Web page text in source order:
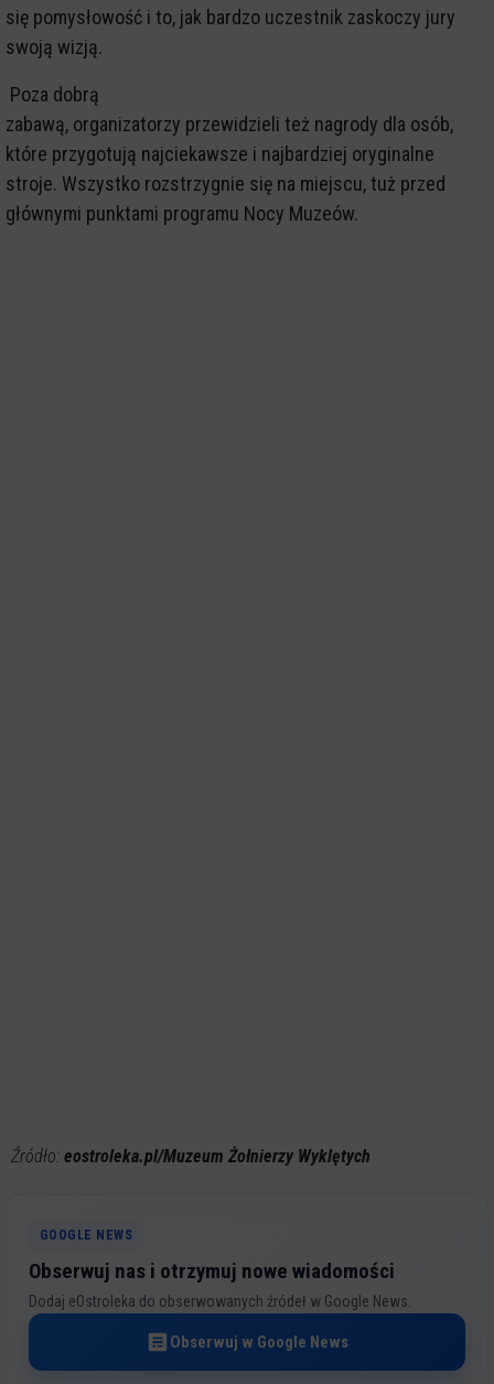
się pomysłowość i to, jak bardzo uczestnik zaskoczy jury
swoją wizją.
Poza dobrą
zabawą, organizatorzy przewidzieli też nagrody dla osób,
które przygotują najciekawsze i najbardziej oryginalne
stroje. Wszystko rozstrzygnie się na miejscu, tuż przed
głównymi punktami programu Nocy Muzeów.
Źródło: eostroleka.pl/Muzeum Żołnierzy Wyklętych
GOOGLE NEWS
Obserwuj nas i otrzymuj nowe wiadomości
Dodaj eOstroleka do obserwowanych źródeł w Google News.
Obserwuj w Google News